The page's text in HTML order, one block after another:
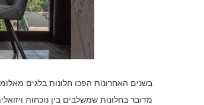
בשנים האחרונות הפכו חלונות בלגים
מדובר בחלונות שמשלבים בין נוכחות